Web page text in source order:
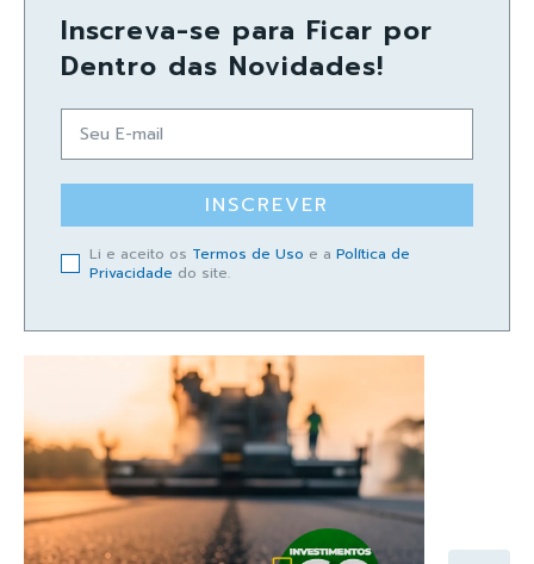
Inscreva-se para Ficar por
Dentro das Novidades!
INSCREVER
Li e aceito os Termos de Uso e a Política de
Privacidade do site.